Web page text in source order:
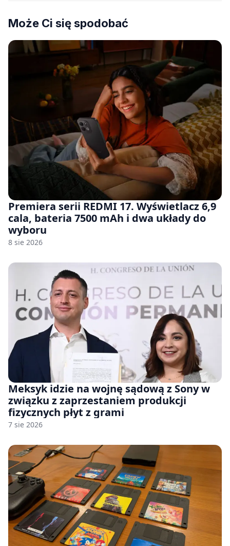
Może Ci się spodobać
Premiera serii REDMI 17. Wyświetlacz 6,9
cala, bateria 7500 mAh i dwa układy do
wyboru
8 sie 2026
Meksyk idzie na wojnę sądową z Sony w
związku z zaprzestaniem produkcji
fizycznych płyt z grami
7 sie 2026